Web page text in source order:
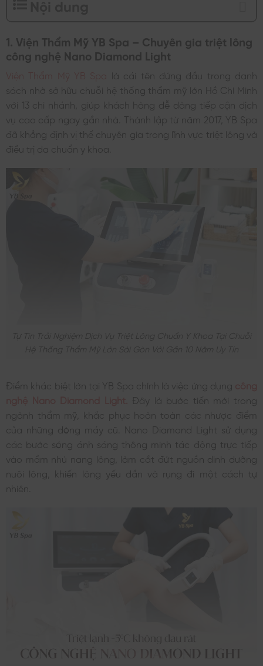
1. Viện Thẩm Mỹ YB Spa – Chuyên gia triệt lông
công nghệ Nano Diamond Light
là cái tên đứng đầu trong danh
sách nhờ sở hữu chuỗi hệ thống thẩm mỹ lớn Hồ Chí Minh
với 13 chi nhánh, giúp khách hàng dễ dàng tiếp cận dịch
vụ cao cấp ngay gần nhà. Thành lập từ năm 2017, YB Spa
đã khẳng định vị thế chuyên gia trong lĩnh vực triệt lông và
điều trị da chuẩn y khoa.
Tự Tin Trải Nghiệm Dịch Vụ Triệt Lông Chuẩn Y Khoa Tại Chuỗi
Hệ Thống Thẩm Mỹ Lớn Sài Gòn Với Gần 10 Năm Uy Tín
Điểm khác biệt lớn tại YB Spa chính là việc ứng dụng
Đây là bước tiến mới trong
ngành thẩm mỹ, khắc phục hoàn toàn các nhược điểm
của những dòng máy cũ. Nano Diamond Light sử dụng
các bước sóng ánh sáng thông minh tác động trực tiếp
vào mầm nhú nang lông, làm cắt đứt nguồn dinh dưỡng
nuôi lông, khiến lông yếu dần và rụng đi một cách tự
nhiên.